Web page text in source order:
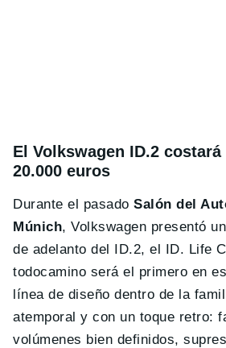
El Volkswagen ID.2
20.000 euros
Durante el pasadoSalón del
Múnich, Volkswagen presentó
de adelanto del ID.2, el ID. Life
todocamino será el primero en
línea de diseño dentro de la
atemporal y con un toque retro:
volúmenes bien definidos,